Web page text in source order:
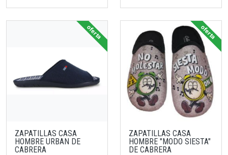
ZAPATILLAS CASA
HOMBRE URBAN DE
CABRERA
oferta
ZAPATILLAS CASA
HOMBRE "MODO SIESTA"
DE CABRERA
oferta